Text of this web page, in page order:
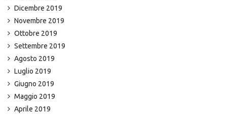
Dicembre 2019
Novembre 2019
Ottobre 2019
Settembre 2019
Agosto 2019
Luglio 2019
Giugno 2019
Maggio 2019
Aprile 2019